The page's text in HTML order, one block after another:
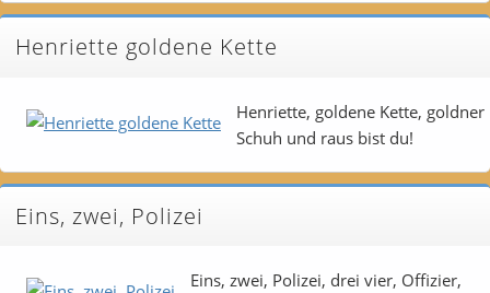
Henriette goldene Kette
Henriette, goldene Kette, goldner
Schuh und raus bist du!
Eins, zwei, Polizei
Eins, zwei, Polizei, drei vier, Offizier,